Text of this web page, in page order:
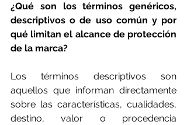
¿Qué son los términos genéricos,
descriptivos o de uso común y por
qué limitan el alcance de protección
de la marca?
Los términos descriptivos son
aquellos que informan directamente
sobre las características, cualidades,
destino, valor o procedencia